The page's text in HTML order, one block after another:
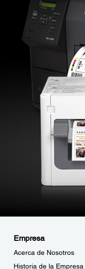
Empresa
Acerca de Nosotros
Historia de la Empresa